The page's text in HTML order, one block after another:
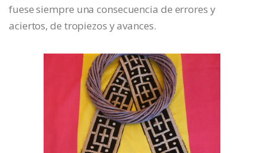
fuese siempre una consecuencia de errores y
aciertos, de tropiezos y avances.